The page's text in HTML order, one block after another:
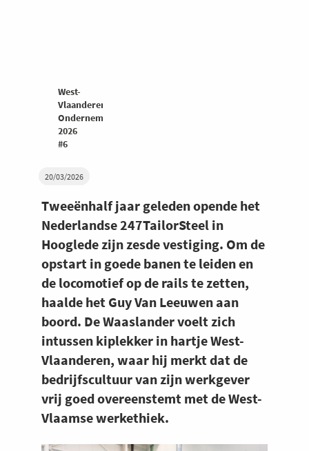
20/03/2026
Tweeënhalf jaar geleden opende het
Nederlandse 247TailorSteel in
Hooglede zijn zesde vestiging. Om de
opstart in goede banen te leiden en
de locomotief op de rails te zetten,
haalde het Guy Van Leeuwen aan
boord. De Waaslander voelt zich
intussen kiplekker in hartje West-
Vlaanderen, waar hij merkt dat de
bedrijfscultuur van zijn werkgever
vrij goed overeenstemt met de West-
Vlaamse werkethiek.
West-
Vlaanderen
Ondernemers
2026
#6